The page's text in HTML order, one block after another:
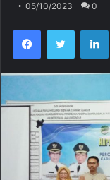
05/10/2023 0